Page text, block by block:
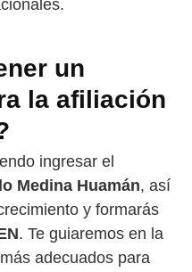
un
la afiliación
ingresar el
Medina Huamán, así
y formarás
. Te guiaremos en la
adecuados para